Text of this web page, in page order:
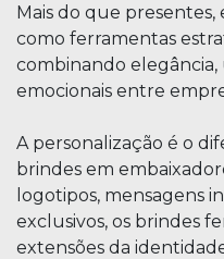
Mais do que presentes,
como ferramentas
combinando
emocionais entre
A personalização é o
brindes em
logotipos, mensagens
exclusivos, os brindes
extensões da